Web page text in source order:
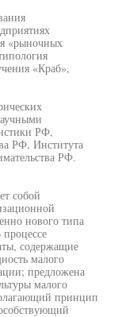
«рыночных
«Краб»,
РФ,
РФ, Института
РФ.
собой
нового типа
содержащие
малого
предложена
малого
принцип